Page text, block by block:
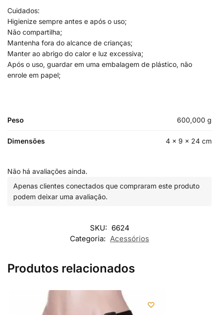
Cuidados:
Higienize sempre antes e após o uso;
Não compartilha;
Mantenha fora do alcance de crianças;
Manter ao abrigo do calor e luz excessiva;
Após o uso, guardar em uma embalagem de plástico, não
enrole em papel;
Peso 600,000 g
Dimensões 4 × 9 × 24 cm
Não há avaliações ainda.
Apenas clientes conectados que compraram este produto
podem deixar uma avaliação.
SKU: 6624
Categoria: Acessórios
Produtos relacionados